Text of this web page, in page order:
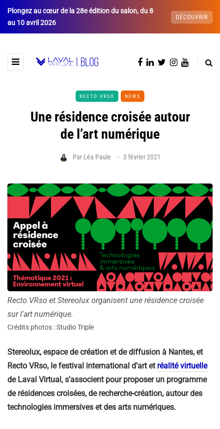
Plongez au cœur de la 28e édition du salon, du 8
au 10 avril 2026
DÉCOUVRIR
RECTO VRSO NEWS
Une résidence croisée autour
de l’art numérique
Par Léa Paule 3 février 2021
Recto VRso et Stereolux organisent une résidence croisée
sur l'art numérique.
Crédits photos : Studio Triple
Stereolux, espace de création et de diffusion à Nantes, et
Recto VRso, le festival international d’art et réalité virtuelle
de Laval Virtual, s’associent pour proposer un programme
de résidences croisées, de recherche-création, autour des
technologies immersives et des arts numériques.